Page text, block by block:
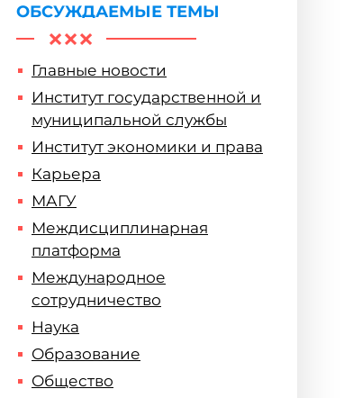
ОБСУЖДАЕМЫЕ ТЕМЫ
Главные новости
Институт государственной и
муниципальной службы
Институт экономики и права
Карьера
МАГУ
Междисциплинарная
платформа
Международное
сотрудничество
Наука
Образование
Общество